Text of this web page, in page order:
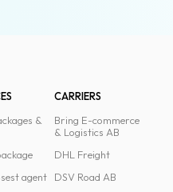
&
agent
CARRIERS
Bring E-commerce
& Logistics AB
DHL Freight
DSV Road AB